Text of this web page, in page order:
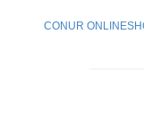
CONUR